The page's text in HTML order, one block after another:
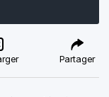
Partager